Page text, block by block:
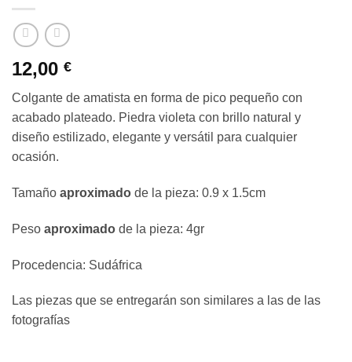
12,00 €
Colgante de amatista en forma de pico pequeño con
acabado plateado. Piedra violeta con brillo natural y
diseño estilizado, elegante y versátil para cualquier
ocasión.
Tamaño aproximado de la pieza: 0.9 x 1.5cm
Peso aproximado de la pieza: 4gr
Procedencia: Sudáfrica
Las piezas que se entregarán son similares a las de las
fotografías